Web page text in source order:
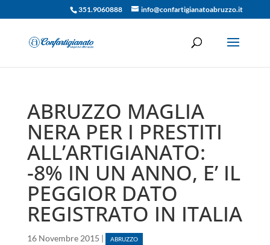
351.9060888 info@confartigianatoabruzzo.it
ABRUZZO MAGLIA
NERA PER I PRESTITI
ALL’ARTIGIANATO:
-8% IN UN ANNO, E’ IL
PEGGIOR DATO
REGISTRATO IN ITALIA
16 Novembre 2015 | ABRUZZO